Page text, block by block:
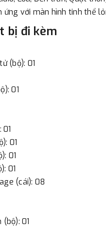
ứng với màn hình tinh thể
bị đi kèm
(bộ): 01
01
01
01
01
(cái): 08
(bộ): 01